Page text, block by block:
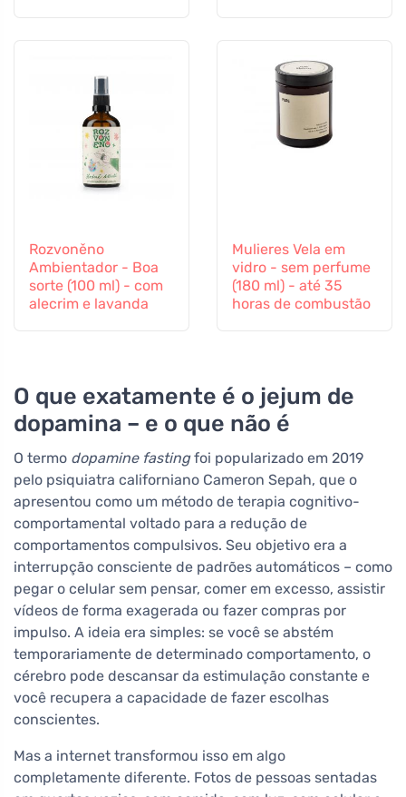
Rozvoněno
Ambientador - Boa
sorte (100 ml) - com
alecrim e lavanda
Mulieres Vela em
vidro - sem perfume
(180 ml) - até 35
horas de combustão
O que exatamente é o jejum de
dopamina – e o que não é
O termo dopamine fastingfoi popularizado em 2019
pelo psiquiatra californiano Cameron Sepah, que o
apresentou como um método de terapia cognitivo-
comportamental voltado para a redução de
comportamentos compulsivos. Seu objetivo era a
interrupção consciente de padrões automáticos – como
pegar o celular sem pensar, comer em excesso, assistir
vídeos de forma exagerada ou fazer compras por
impulso. A ideia era simples: se você se abstém
temporariamente de determinado comportamento, o
cérebro pode descansar da estimulação constante e
você recupera a capacidade de fazer escolhas
conscientes.
Mas a internet transformou isso em algo
completamente diferente. Fotos de pessoas sentadas